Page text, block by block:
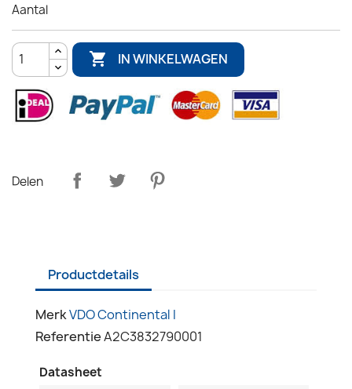
Aantal
 IN WINKELWAGEN
Delen
Productdetails
MerkVDO Continental I
ReferentieA2C3832790001
Datasheet